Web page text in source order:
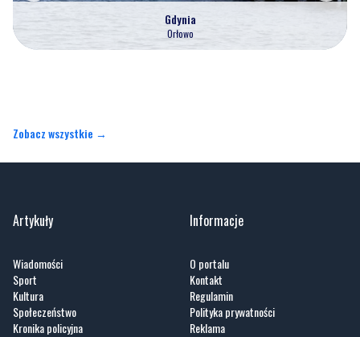
Gdynia
Orłowo
Zobacz wszystkie →
Artykuły
Wiadomości
Sport
Kultura
Społeczeństwo
Kronika policyjna
Informacje
O portalu
Kontakt
Regulamin
Polityka prywatności
Reklama